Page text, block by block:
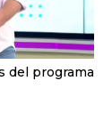
del programa